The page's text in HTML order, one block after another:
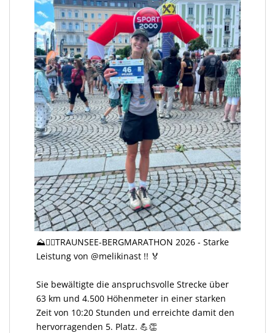
⛰️🏃‍♀️TRAUNSEE-BERGMARATHON 2026 - Starke
Leistung von @melikinast !! 🏅
Sie bewältigte die anspruchsvolle Strecke über
63 km und 4.500 Höhenmeter in einer starken
Zeit von 10:20 Stunden und erreichte damit den
hervorragenden 5. Platz. 💪👏